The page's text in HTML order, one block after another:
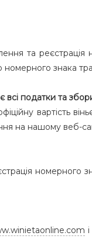
та реєстрація
номерного знака
всі податки та
вартість
на нашому веб-
номерного